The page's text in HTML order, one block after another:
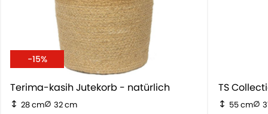
-15%
Terima-kasih Jutekorb - natürlich
28 cm 32 cm
TS
55 cm